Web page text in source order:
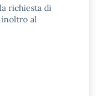
richiesta di
inoltro al